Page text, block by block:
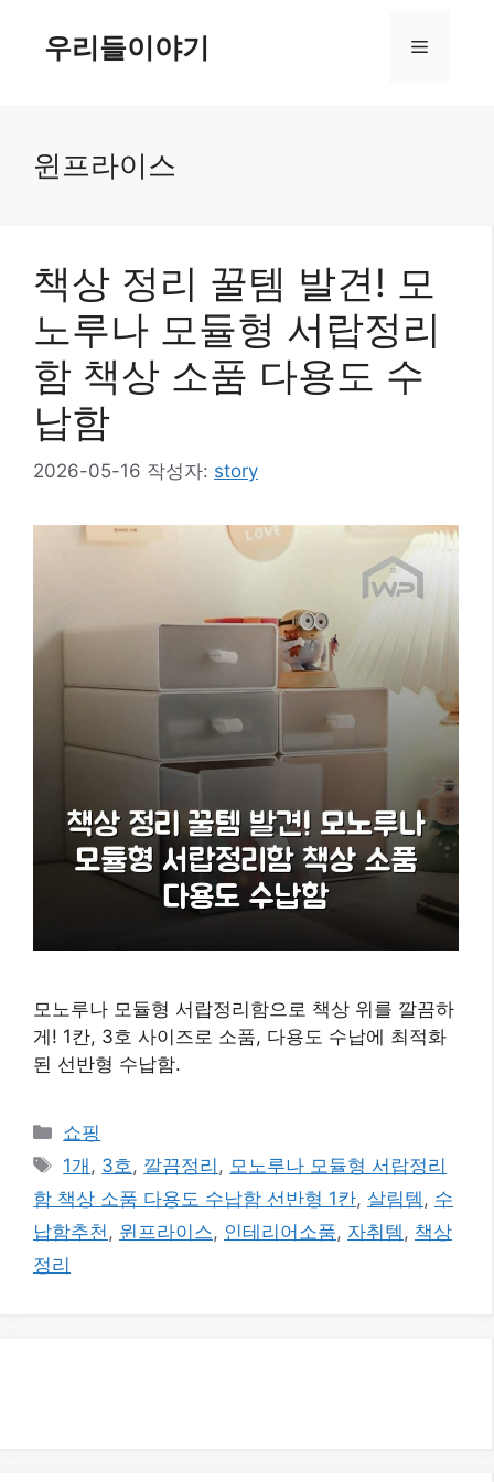
우리들이야기 메
윈프라이스
책상 정리 꿀템 발견! 모
노루나 모듈형 서랍정리
함 책상 소품 다용도 수
납함
2026-05-16 작성자: story
모노루나 모듈형 서랍정리함으로 책상 위를 깔끔하
게! 1칸, 3호 사이즈로 소품, 다용도 수납에 최적화
된 선반형 수납함.
카
테
리
쇼핑
태
그
1개 , 3호 , 깔끔정리 , 모노루나 모듈형 서랍정리
함 책상 소품 다용도 수납함 선반형 1칸, 살림템 , 수
납함추천 , 윈프라이스, 인테리어소품, 자취템 , 책상
정리